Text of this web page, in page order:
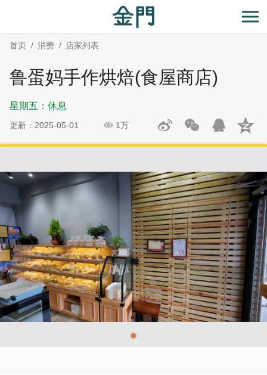
主
开
首页 消费 店家列表
鲁蛋妈手作烘焙(食屋商店)
星期五：休息
更新：2025-05-01 1万
社